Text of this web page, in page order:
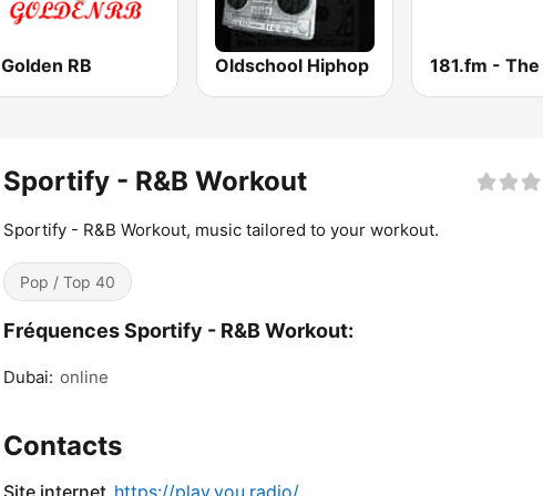
Golden RB Oldschool Hiphop
Sportify - R&B Workout
Sportify - R&B Workout, music tailored to your workout.
Pop / Top 40
Fréquences Sportify - R&B Workout:
Dubai: online
Contacts